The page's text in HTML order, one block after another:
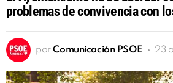
problemas de convivencia con
por Comunicación PSOE 23